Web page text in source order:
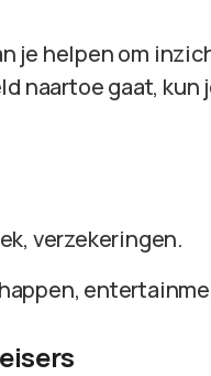
je helpen om
naartoe gaat,
verzekeringen.